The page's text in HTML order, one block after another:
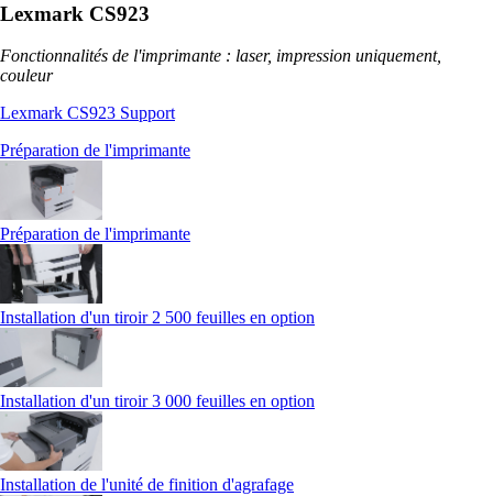
Lexmark CS923
Fonctionnalités de l'imprimante : laser, impression uniquement,
couleur
Lexmark CS923 Support
Préparation de l'imprimante
Préparation de l'imprimante
Installation d'un tiroir 2 500 feuilles en option
Installation d'un tiroir 3 000 feuilles en option
Installation de l'unité de finition d'agrafage